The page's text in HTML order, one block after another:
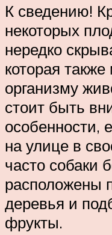
К сведению!
некоторых
нередко
которая
организму
стоит быть
особенности,
на улице в
часто собаки
расположены
деревья и
фрукты.